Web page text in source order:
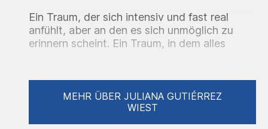
Ein Traum, der sich intensiv und fast real
anfühlt, aber an den es sich unmöglich zu
erinnern scheint. Ein Traum, in dem alles
ausdrücken kann. Dort findet Juliana ihre
Inspiration. Genau wie die Surrealisten
wendet sie die Technik des Automatischen
Zeichnen an, Träume im noch halb bewussten
MEHR ÜBER JULIANA GUTIÉRREZ
WIEST